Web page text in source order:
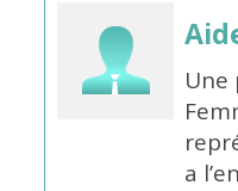
Une
a